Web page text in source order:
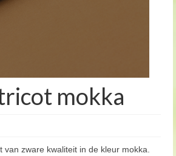
mokka
van zware kwaliteit in de kleur mokka.